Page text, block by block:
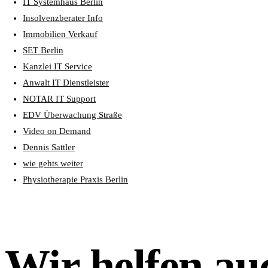
Insolvenzberater Info
Immobilien Verkauf
SET Berlin
Kanzlei IT Service
Anwalt IT Dienstleister
NOTAR IT Support
EDV Überwachung Straße
Video on Demand
Dennis Sattler
wie gehts weiter
Physiotherapie Praxis Berlin